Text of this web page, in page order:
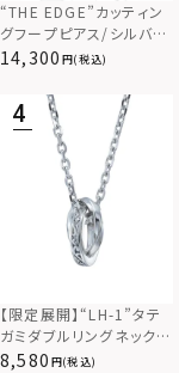
“THE EDGE”カッティン
グフープピアス/シルバー
925
14,300 (税込)
【限定展開】“LH-1”タテ
ガミダブルリングネックレ
ス（ツイスト/シルバー）/
8,580 (税込)